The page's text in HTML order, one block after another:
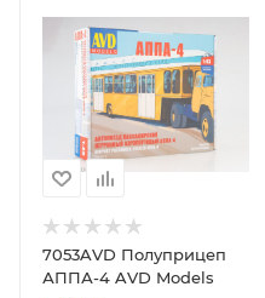
7053AVD Полуприцеп
АППА-4 AVD Models